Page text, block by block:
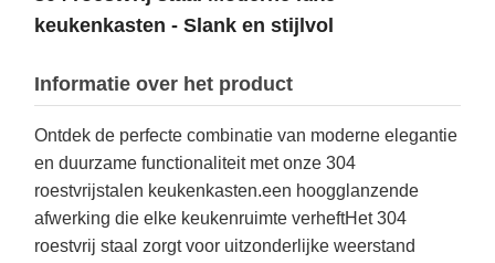
keukenkasten - Slank en stijlvol
Informatie over het product
Ontdek de perfecte combinatie van moderne elegantie
en duurzame functionaliteit met onze 304
roestvrijstalen keukenkasten.een hoogglanzende
afwerking die elke keukenruimte verheftHet 304
roestvrij staal zorgt voor uitzonderlijke weerstand